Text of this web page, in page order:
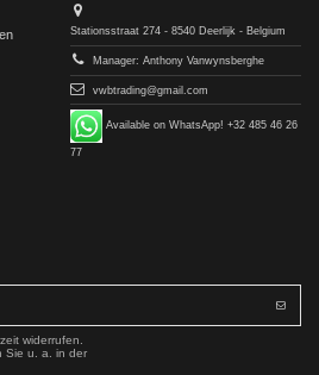
Stationsstraat 274 - 8540 Deerlijk - Belgium
Manager: Anthony Vanwynsberghe
vwbtrading@gmail.com
Available on WhatsApp! +32 485 46 26
77
widerrufen.
Sie u. a. in der